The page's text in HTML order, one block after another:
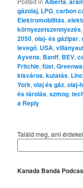
gázolaj, LPG,carbon
Elektromobilitás,
környezetszennyezés
2050,olaj- és gázipar,
levegő, USA,
Ayvens, Banff, BEV,
Fritchle,füst,
kisváros,kutatás,
York,olaj és gáz,olaj-
és tárolás,szmog,
a Reply
Találd meg, ami
Kanada Banda